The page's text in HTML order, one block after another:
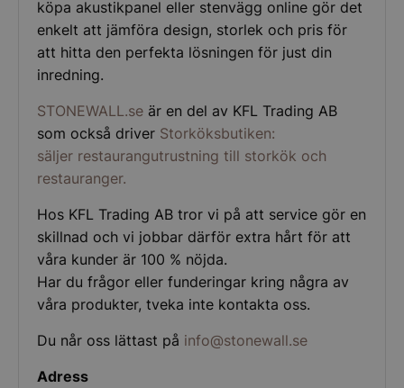
köpa akustikpanel eller stenvägg online gör det
enkelt att jämföra design, storlek och pris för
att hitta den perfekta lösningen för just din
inredning.
STONEWALL .se är en del av KFL Trading AB
som också driver Storköksbutiken:
säljer restaurangutrustning till storkök och
restauranger.
Hos KFL Trading AB tror vi på att service gör en
skillnad och vi jobbar därför extra hårt för att
våra kunder är 100 % nöjda.
Har du frågor eller funderingar kring några av
våra produkter, tveka inte kontakta oss.
Du når oss lättast på info@stonewall.se
Adress